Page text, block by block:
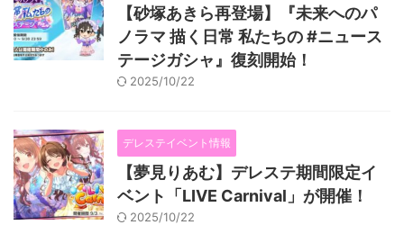
【砂塚あきら再登場】『未来へのパ
ノラマ 描く日常 私たちの #ニュース
テージガシャ』復刻開始！
2025/10/22
デレステイベント情報
【夢見りあむ】デレステ期間限定イ
ベント「LIVE Carnival」が開催！
2025/10/22